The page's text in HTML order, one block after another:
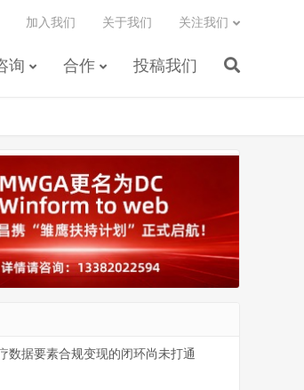
询 合作 投稿我们
加入我们 关于我们 关注我们
数据要素合规变现的闭环尚未打通